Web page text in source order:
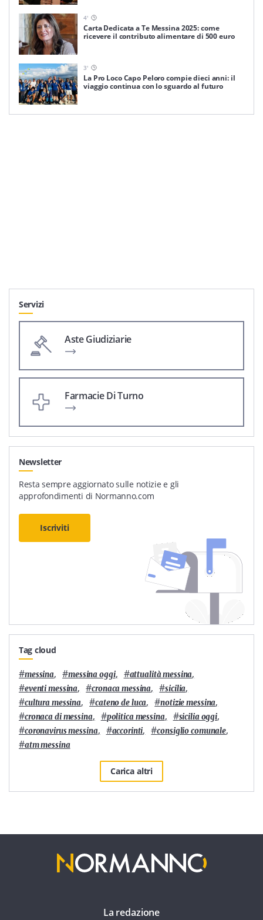
4'
Carta Dedicata a Te Messina 2025: come
ricevere il contributo alimentare di 500 euro
3'
La Pro Loco Capo Peloro compie dieci anni: il
viaggio continua con lo sguardo al futuro
Servizi
Aste Giudiziarie
Farmacie Di Turno
Newsletter
Resta sempre aggiornato sulle notizie e gli
approfondimenti di Normanno.com
Iscriviti
Tag cloud
#messina, #messina oggi, #attualità messina,
#eventi messina, #cronaca messina, #sicilia,
#cultura messina, #cateno de luca, #notizie messina,
#cronaca di messina, #politica messina, #sicilia oggi,
#coronavirus messina, #accorinti, #consiglio comunale,
#atm messina
Carica altri
La redazione